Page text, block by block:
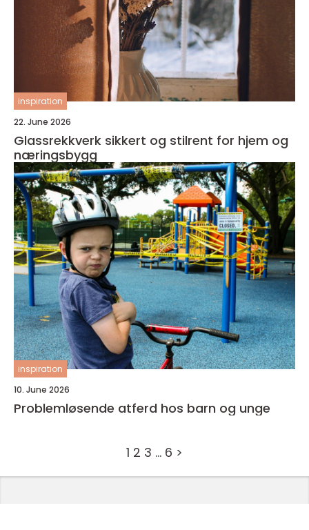
inspiration
22. June 2026
Glassrekkverk sikkert og stilrent for hjem og
næringsbygg
inspiration
10. June 2026
Problemløsende atferd hos barn og unge
1 2 3 … 6 >